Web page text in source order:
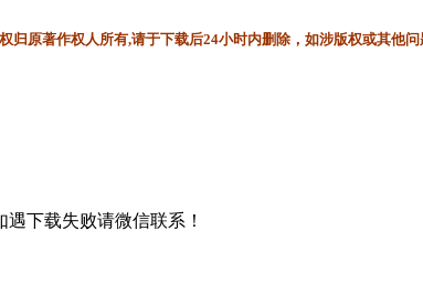
原著作权人所有,请于下载后24小时内删除，如涉版权或其他
下载失败请微信联系！